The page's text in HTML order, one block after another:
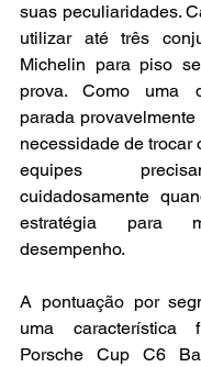
suas peculiaridades.
utilizar até três
Michelin para piso
prova. Como uma
parada
necessidade de trocar
equipes
cuidadosamente
estratégia para
desempenho.
A pontuação por
uma característica
Porsche Cup C6